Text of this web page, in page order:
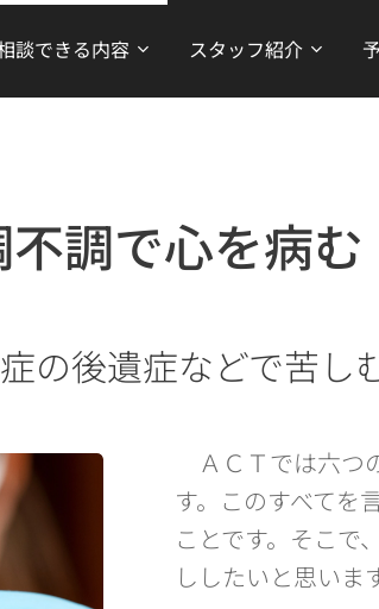
談できる内容 スタッフ紹介
調で心を病む
の後遺症などで苦し
ＡＣＴでは六つ
す。このすべてを
ことです。そこで
ししたいと思いま